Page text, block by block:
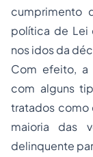
cumprimento
política de Lei
nos idos da
Com efeito, a
com alguns
tratados como
maioria das
delinquente